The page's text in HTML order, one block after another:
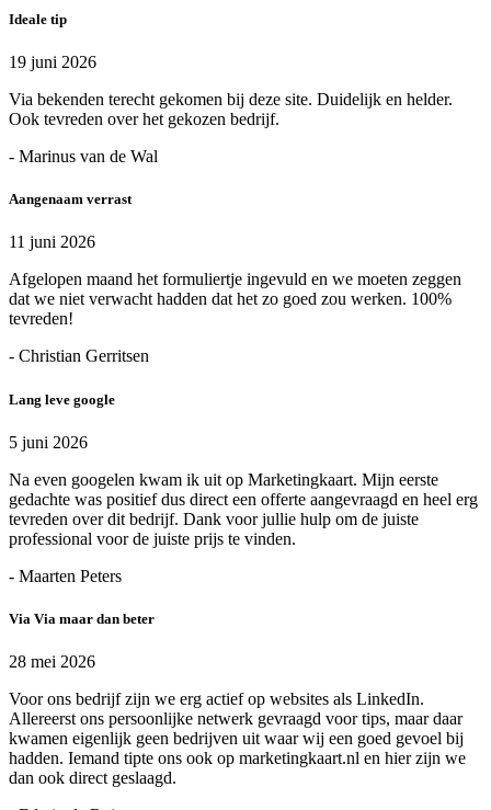
Ideale tip
19 juni 2026
Via bekenden terecht gekomen bij deze site. Duidelijk en helder.
Ook tevreden over het gekozen bedrijf.
- Marinus van de Wal
Aangenaam verrast
11 juni 2026
Afgelopen maand het formuliertje ingevuld en we moeten zeggen
dat we niet verwacht hadden dat het zo goed zou werken. 100%
tevreden!
- Christian Gerritsen
Lang leve google
5 juni 2026
Na even googelen kwam ik uit op Marketingkaart. Mijn eerste
gedachte was positief dus direct een offerte aangevraagd en heel erg
tevreden over dit bedrijf. Dank voor jullie hulp om de juiste
professional voor de juiste prijs te vinden.
- Maarten Peters
Via Via maar dan beter
28 mei 2026
Voor ons bedrijf zijn we erg actief op websites als LinkedIn.
Allereerst ons persoonlijke netwerk gevraagd voor tips, maar daar
kwamen eigenlijk geen bedrijven uit waar wij een goed gevoel bij
hadden. Iemand tipte ons ook op marketingkaart.nl en hier zijn we
dan ook direct geslaagd.